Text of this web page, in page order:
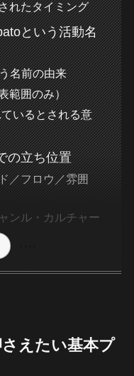
れたタイミング
という活動名
名前の由来
範囲のみ）
いるとされる意
の立ち位置
／フロウ／雰囲
ンル・カルチャー
えたい基本プ